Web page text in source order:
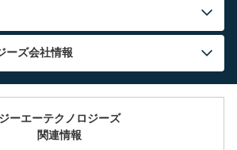
ーズ会社情報
ジーエーテクノロジーズ
関連情報